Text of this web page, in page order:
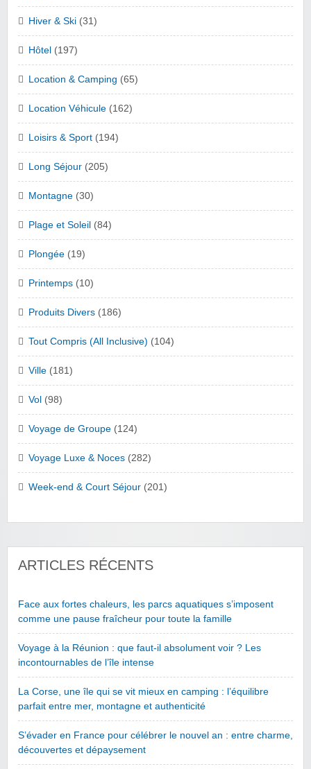
Hiver & Ski (31)
Hôtel (197)
Location & Camping (65)
Location Véhicule (162)
Loisirs & Sport (194)
Long Séjour (205)
Montagne (30)
Plage et Soleil (84)
Plongée (19)
Printemps (10)
Produits Divers (186)
Tout Compris (All Inclusive) (104)
Ville (181)
Vol (98)
Voyage de Groupe (124)
Voyage Luxe & Noces (282)
Week-end & Court Séjour (201)
ARTICLES RÉCENTS
Face aux fortes chaleurs, les parcs aquatiques s’imposent
comme une pause fraîcheur pour toute la famille
Voyage à la Réunion : que faut-il absolument voir ? Les
incontournables de l’île intense
La Corse, une île qui se vit mieux en camping : l’équilibre
parfait entre mer, montagne et authenticité
S’évader en France pour célébrer le nouvel an : entre charme,
découvertes et dépaysement